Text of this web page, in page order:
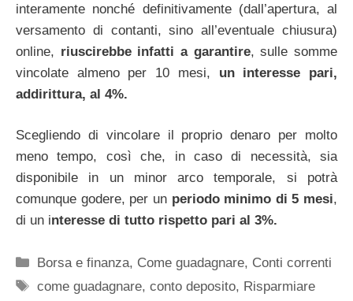
interamente nonché definitivamente (dall’apertura, al
versamento di contanti, sino all’eventuale chiusura)
online, riuscirebbe infatti a garantire, sulle somme
vincolate almeno per 10 mesi, un interesse pari,
addirittura, al 4%.
Scegliendo di vincolare il proprio denaro per molto
meno tempo, così che, in caso di necessità, sia
disponibile in un minor arco temporale, si potrà
comunque godere, per un periodo minimo di 5 mesi,
di un interesse di tutto rispetto pari al 3%.
Categorie
Borsa e finanza, Come guadagnare, Conti correnti
Tag
come guadagnare,conto deposito, Risparmiare